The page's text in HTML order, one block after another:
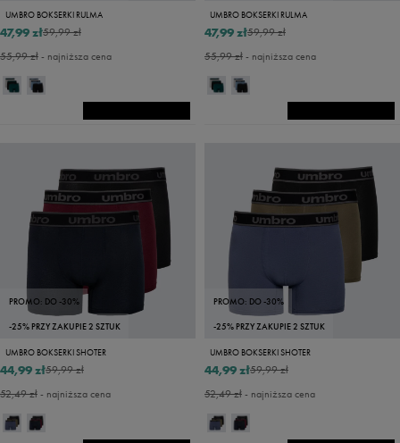
UMBRO BOKSERKI RULMA
59,99 zł
47,99 zł
55,99 zł- najniższa cena
UMBRO BOKSERKI RULMA
59,99 zł
47,99 zł
55,99 zł- najniższa cena
PROMO: DO -30%
-25% PRZY ZAKUPIE 2 SZTUK
UMBRO BOKSERKI SHOTER
59,99 zł
44,99 zł
52,49 zł- najniższa cena
PROMO: DO -30%
-25% PRZY ZAKUPIE 2 SZTUK
UMBRO BOKSERKI SHOTER
59,99 zł
44,99 zł
52,49 zł- najniższa cena